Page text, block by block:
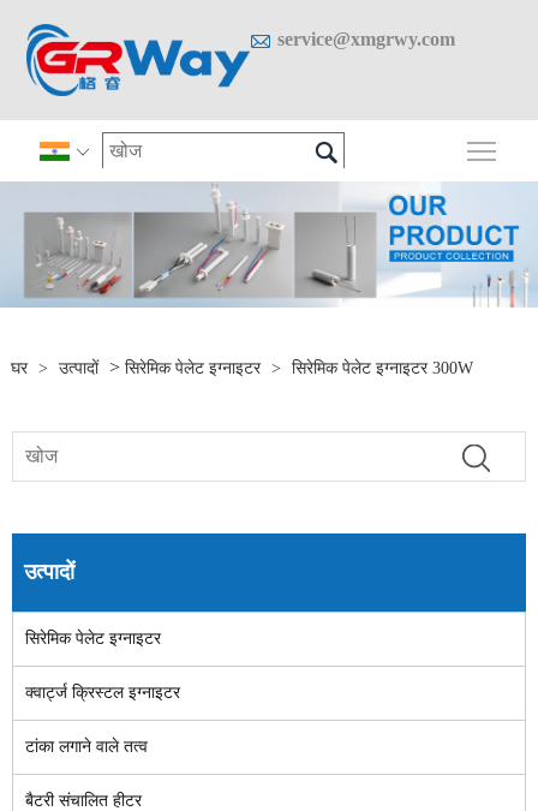
 service@xmgrwy.com
  मुख्य
घर > उत्पादों > सिरेमिक पेलेट इग्नाइटर > सिरेमिक पेलेट इग्नाइटर 300W
उत्पादों
सिरेमिक पेलेट इग्नाइटर
क्वार्ट्ज क्रिस्टल इग्नाइटर
टांका लगाने वाले तत्व
बैटरी संचालित हीटर